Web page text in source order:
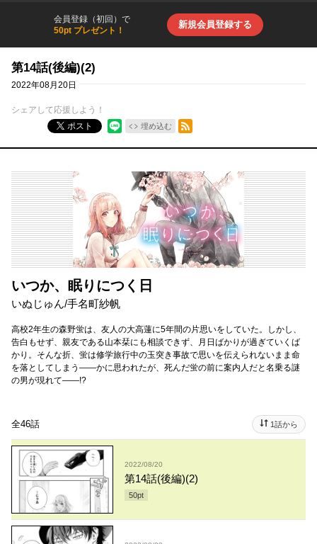
会員登録（初回）で
50pt プレゼント！
新規会員登録する
第14話(後編)(2)
2022年08月20日
シェアして応援しよう！
ポスト
埋め込む
RSSフィード
いつか、眠りにつく日
いぬじゅん/手名町紗帆
高校2年生の森野蛍は、友人の大高蓮に5年間の片思いをしていた。しかし、
告白もせず、親友である山本栞にも相談できず、月日ばかりが過ぎていくば
かり。そんな折、蛍は修学旅行中の玉突き事故で思いを伝えられないまま命
を落としてしまう――かに思われたが、死んだ蛍の前に案内人だと名乗る謎
の男が現れて――!?
全46話 1話から
2022/08/20
第14話(後編)(2)
50pt